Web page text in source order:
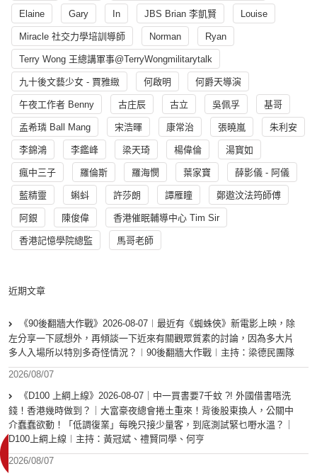
Elaine Gary In JBS Brian 李凱賢 Louise
Miracle 社交力學培訓導師 Norman Ryan
Terry Wong 王總講軍事@TerryWongmilitarytalk
九十後文藝少女 - 賈雅緻 何啟明 何爵天導演
午夜工作者 Benny 古庄辰 古立 吳佩孚 基哥
孟希璘 Ball Mang 宋浩暉 康常治 張曉嵐 朱利安
李錦鴻 李鑑峰 梁天琦 楊偉倫 湯寳如
瘋中三子 羅倫斯 羅海憫 葉家寶 薛影儀 - 阿儀
藍精靈 蝌蚪 許莎朗 譚雁瞳 鄭遨汶法筠師傅
阿銀 陳俊偉 香港催眠輔導中心 Tim Sir
香港記憶學院總監 馬哥老師
近期文章
《90後翻牆大作戰》2026-08-07︱最近有《蜘蛛俠》新電影上映，除
左分享一下感想外，再傾談一下近來有關觀眾質素的討論，因為多大片
多人入場所以特別多奇怪情況？︱90後翻牆大作戰︱主持：梁德民團隊
2026/08/07
《D100 上綱上線》2026-08-07｜中一買書要7千蚊 ?! 外國借書唔洗
錢！香港幾時做到？｜大富豪夜總會捲土重來！背後股東換人，公關中
介蠢蠢欲動！「低調復業」每晚只接少量客，到底測試緊乜嘢水溫？｜
D100上綱上線︱主持：黃冠斌、禮賢同學、何亨
2026/08/07